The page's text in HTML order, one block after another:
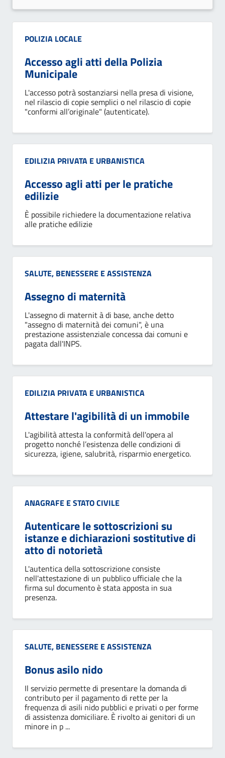
Categoria:
POLIZIA LOCALE
Accesso agli atti della Polizia
Municipale
L'accesso potrà sostanziarsi nella presa di visione,
nel rilascio di copie semplici o nel rilascio di copie
"conformi all’originale" (autenticate).
Categoria:
EDILIZIA PRIVATA E URBANISTICA
Accesso agli atti per le pratiche
edilizie
È possibile richiedere la documentazione relativa
alle pratiche edilizie
Categoria:
SALUTE, BENESSERE E ASSISTENZA
Assegno di maternità
L'assegno di maternit à di base, anche detto
"assegno di maternità dei comuni", è una
prestazione assistenziale concessa dai comuni e
pagata dall'INPS.
Categoria:
EDILIZIA PRIVATA E URBANISTICA
Attestare l'agibilità di un immobile
L'agibilità attesta la conformità dell'opera al
progetto nonché l’esistenza delle condizioni di
sicurezza, igiene, salubrità, risparmio energetico.
Categoria:
ANAGRAFE E STATO CIVILE
Autenticare le sottoscrizioni su
istanze e dichiarazioni sostitutive di
atto di notorietà
L'autentica della sottoscrizione consiste
nell'attestazione di un pubblico ufficiale che la
firma sul documento è stata apposta in sua
presenza.
Categoria:
SALUTE, BENESSERE E ASSISTENZA
Bonus asilo nido
Il servizio permette di presentare la domanda di
contributo per il pagamento di rette per la
frequenza di asili nido pubblici e privati o per forme
di assistenza domiciliare. È rivolto ai genitori di un
minore in p ...